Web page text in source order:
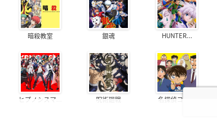
暗殺教室 銀魂 HUNTER...
ヒプノシスマ... 呪術廻戦 名探偵コナン